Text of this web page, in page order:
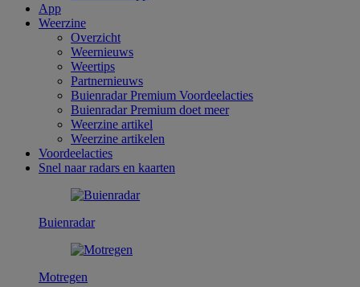
App
Weerzine
Overzicht
Weernieuws
Weertips
Partnernieuws
Buienradar Premium Voordeelacties
Buienradar Premium doet meer
Weerzine artikel
Weerzine artikelen
Voordeelacties
Snel naar radars en kaarten
Buienradar
Motregen